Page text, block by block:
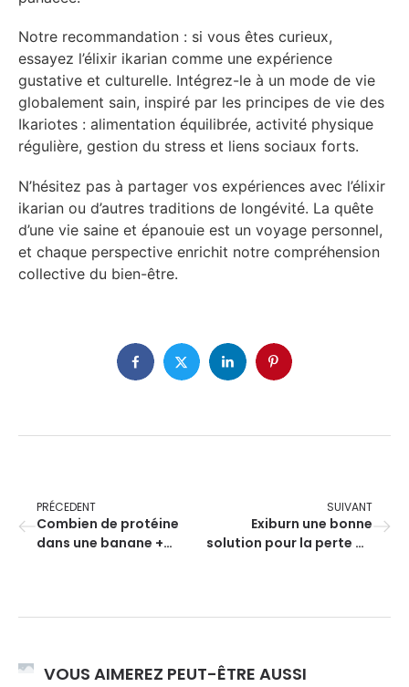
Notre recommandation : si vous êtes curieux,
essayez l’élixir ikarian comme une expérience
gustative et culturelle. Intégrez-le à un mode de vie
globalement sain, inspiré par les principes de vie des
Ikariotes : alimentation équilibrée, activité physique
régulière, gestion du stress et liens sociaux forts.
N’hésitez pas à partager vos expériences avec l’élixir
ikarian ou d’autres traditions de longévité. La quête
d’une vie saine et épanouie est un voyage personnel,
et chaque perspective enrichit notre compréhension
collective du bien-être.
PRÉCEDENT
Combien de protéine
dans une banane +
SUIVANT
Exiburn une bonne
solution pour la perte de
VOUS AIMEREZ PEUT-ÊTRE AUSSI